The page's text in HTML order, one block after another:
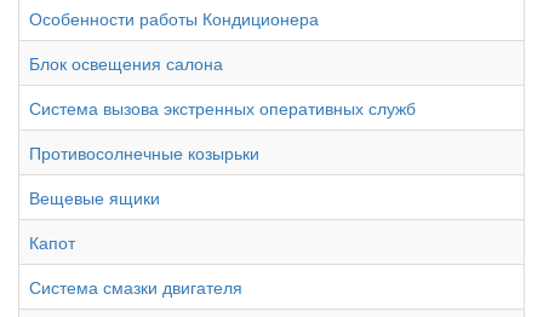
Особенности работы Кондиционера
Блок освещения салона
Система вызова экстренных оперативных служб
Противосолнечные козырьки
Вещевые ящики
Капот
Система смазки двигателя